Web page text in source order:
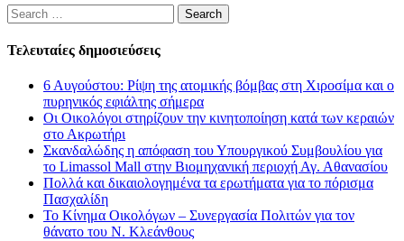
Search
for:
Τελευταίες δημοσιεύσεις
6 Αυγούστου: Ρίψη της ατομικής βόμβας στη Χιροσίμα και ο
πυρηνικός εφιάλτης σήμερα
Οι Οικολόγοι στηρίζουν την κινητοποίηση κατά των κεραιών
στο Ακρωτήρι
Σκανδαλώδης η απόφαση του Υπουργικού Συμβουλίου για
το Limassol Mall στην Βιομηχανική περιοχή Αγ. Αθανασίου
Πολλά και δικαιολογημένα τα ερωτήματα για το πόρισμα
Πασχαλίδη
Το Κίνημα Οικολόγων – Συνεργασία Πολιτών για τον
θάνατο του Ν. Κλεάνθους